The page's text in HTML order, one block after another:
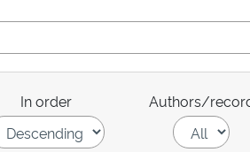
In order Authors/